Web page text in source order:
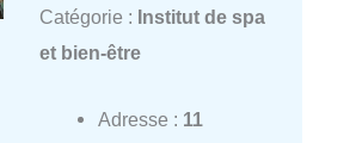
Catégorie : Institut de spa
et bien-être
Adresse : 11